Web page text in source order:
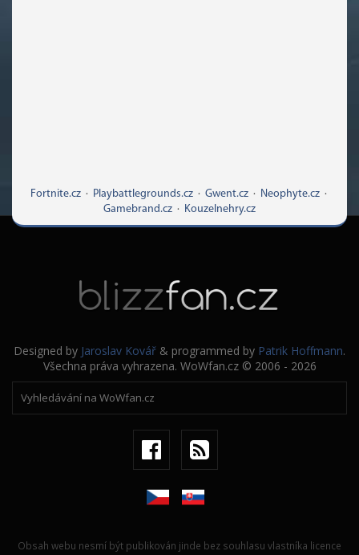
Fortnite.cz· Playbattlegrounds.cz· Gwent.cz· Neophyte.cz·
Gamebrand.cz · Kouzelnehry.cz
Designed by Jaroslav Kovář & programmed by Patrik Hoffmann.
Všechna práva vyhrazena. WoWfan.cz © 2006 - 2026
Obsah webu nesmí být publikován jinde bez souhlasu vlastníka licence